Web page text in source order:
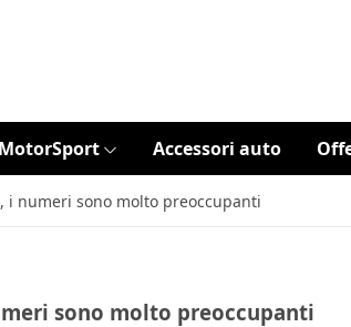
MotorSport Accessori auto
i numeri sono molto preoccupanti
sono molto preoccupanti